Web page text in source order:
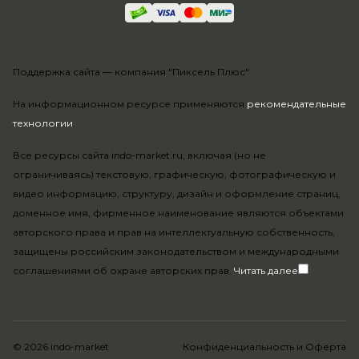
На информационном ресурсе применяются рекомендательные
технологии.
Все ресурсы сайта indo-market.ru, включая (но не
ограничиваясь) текстовую, графическую, фотографическую и
видео информацию, структуру, дизайн и оформление страниц,
доменное имя, фирменное наименование являются объектами
авторского права и прав на интеллектуальную собственность,
защищены российским законодательством и международными
соглашениями об охране авторских прав. Читать далее
Поддержка сайта — компания "Пиксель Плюс"
© 2026 indo-market Конфиденциальность и Оферта